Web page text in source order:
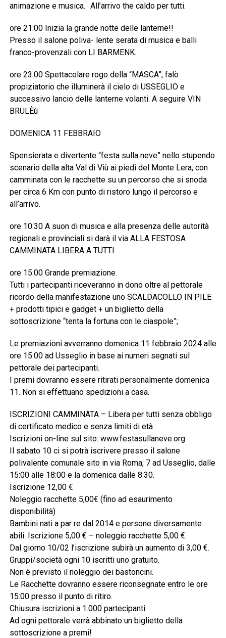
animazione e musica. All’arrivo the caldo per tutti.
ore 21:00 Inizia la grande notte delle lanterne!!
Presso il salone poliva- lente serata di musica e balli
franco-provenzali con LI BARMENK.
ore 23:00 Spettacolare rogo della “MASCA”, falò
propiziatorio che illuminerà il cielo di USSEGLIO e
successivo lancio delle lanterne volanti. A seguire VIN
BRULÈù
DOMENICA 11 FEBBRAIO
Spensierata e divertente “festa sulla neve” nello stupendo
scenario della alta Val di Viù ai piedi del Monte Lera, con
camminata con le racchette su un percorso che si snoda
per circa 6 Km con punto di ristoro lungo il percorso e
all’arrivo.
ore 10:30 A suon di musica e alla presenza delle autorità
regionali e provinciali si darà il via ALLA FESTOSA
CAMMINATA LIBERA A TUTTI
ore 15:00 Grande premiazione.
Tutti i partecipanti riceveranno in dono oltre al pettorale
ricordo della manifestazione uno SCALDACOLLO IN PILE
+ prodotti tipici e gadget + un biglietto della
sottoscrizione “tenta la fortuna con le ciaspole”;
Le premiazioni avverranno domenica 11 febbraio 2024 alle
ore 15:00 ad Usseglio in base ai numeri segnati sul
pettorale dei partecipanti.
I premi dovranno essere ritirati personalmente domenica
11. Non si effettuano spedizioni a casa.
ISCRIZIONI CAMMINATA – Libera per tutti senza obbligo
di certificato medico e senza limiti di età
Iscrizioni on-line sul sito: www.festasullaneve.org
Il sabato 10 ci si potrà iscrivere presso il salone
polivalente comunale sito in via Roma, 7 ad Usseglio, dalle
15:00 alle 18:00 e la domenica dalle 8:30.
Iscrizione 12,00 €
Noleggio racchette 5,00€ (fino ad esaurimento
disponibilità)
Bambini nati a par re dal 2014 e persone diversamente
abili. Iscrizione 5,00 € – noleggio racchette 5,00 €.
Dal giorno 10/02 l’iscrizione subirà un aumento di 3,00 €.
Gruppi/società ogni 10 iscritti uno gratuito.
Non è previsto il noleggio dei bastoncini.
Le Racchette dovranno essere riconsegnate entro le ore
15:00 presso il punto di ritiro.
Chiusura iscrizioni a 1.000 partecipanti.
Ad ogni pettorale verrà abbinato un biglietto della
sottoscrizione a premi!